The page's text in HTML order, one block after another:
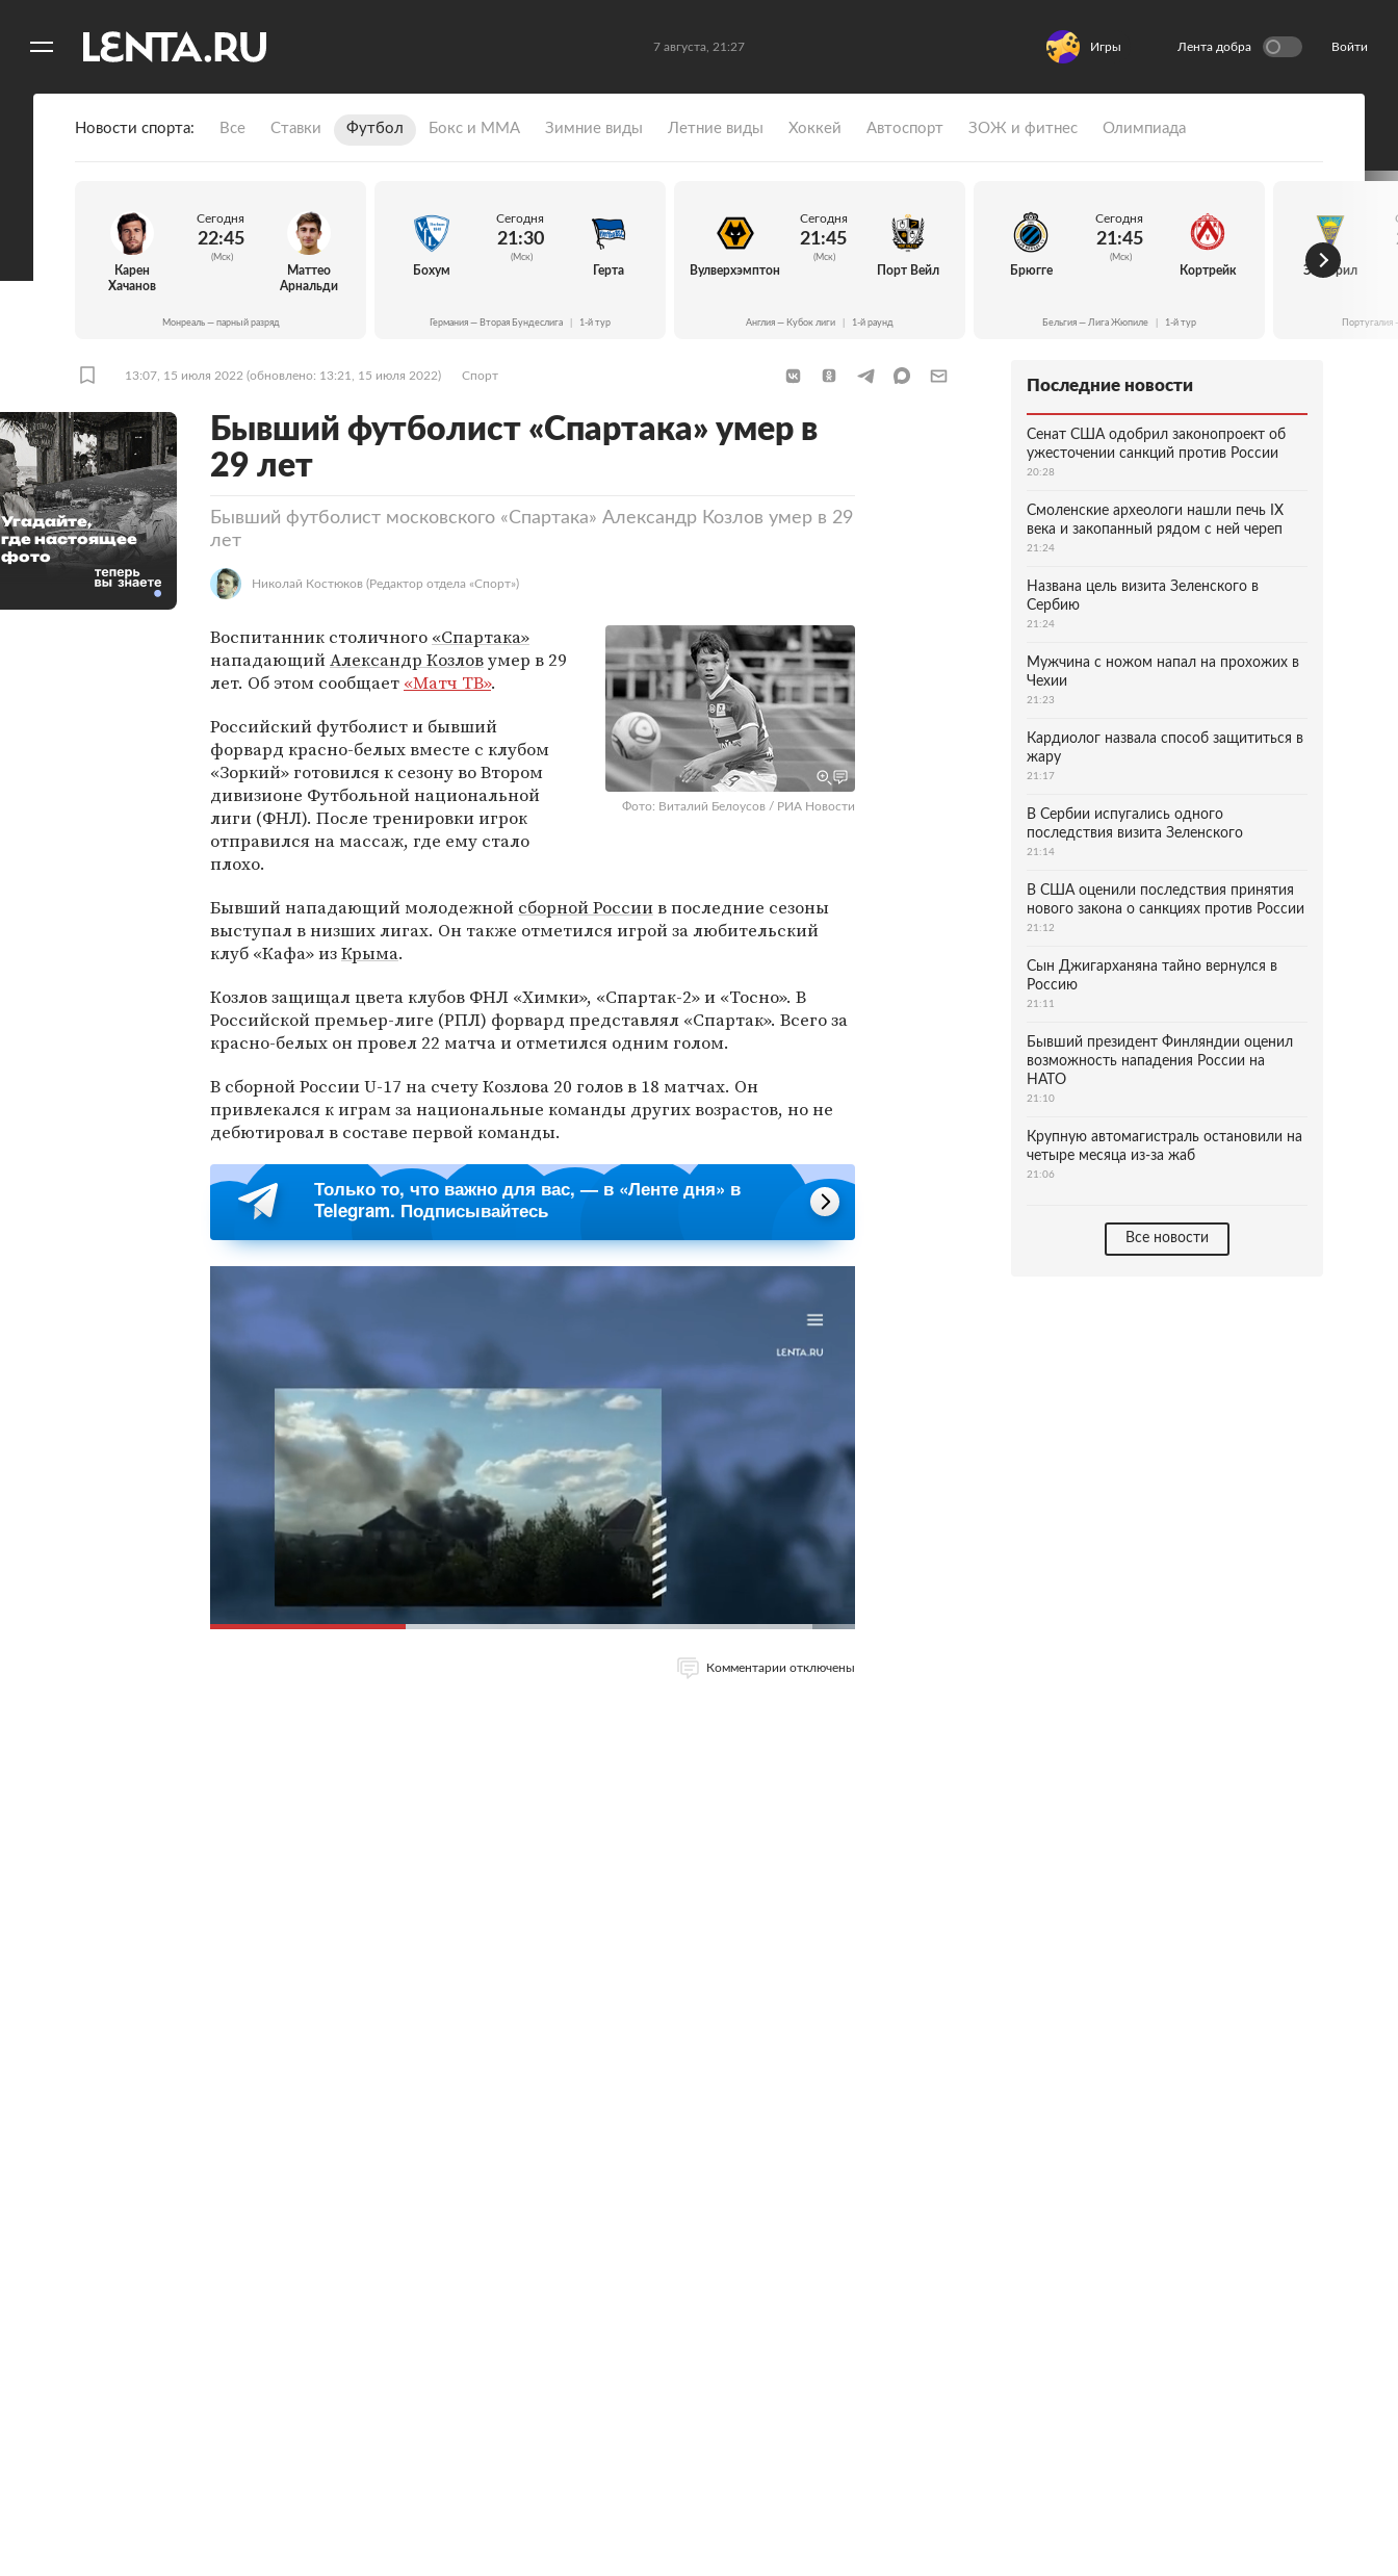
7 августа, 21:27 Игры Лента добра Войти
Новости спорта Все Ставки Футбол Бокс и ММА Зимние виды Летние виды Хоккей Автоспорт ЗОЖ и фитнес Олимпиада
Карен
Хачанов
Сегодня
22:45
(Мск)
Маттео
Арнальди
Монреаль — парный разряд
Бохум
Сегодня
21:30
(Мск)
Герта
Германия — Вторая Бундеслига 1-й тур
Вулверхэмптон
Сегодня
21:45
(Мск)
Порт Вейл
Англия — Кубок лиги 1-й раунд
Брюгге
Сегодня
21:45
(Мск)
Кортрейк
Бельгия — Лига Жюпиле 1-й тур
Эшторил
13:07, 15 июля 2022 (обновлено: 13:21, 15 июля 2022) Спорт
Бывший футболист «Спартака» умер в
29 лет
Бывший футболист московского «Спартака» Александр Козлов умер в 29
лет
Николай Костюков (Редактор отдела «Спорт»)
Фото: Виталий Белоусов / РИА Новости
Воспитанник столичного «Спартака»
нападающийАлександр Козловумер в 29
лет. Об этом сообщает «Матч ТВ».
Российский футболист и бывший
форвард красно-белых вместе с клубом
«Зоркий» готовился к сезону во Втором
дивизионе Футбольной национальной
лиги (ФНЛ). После тренировки игрок
отправился на массаж, где ему стало
плохо.
Бывший нападающий молодежной сборной Россиив последние сезоны
выступал в низших лигах. Он также отметился игрой за любительский
клуб «Кафа» изКрыма.
Козлов защищал цвета клубов ФНЛ «Химки», «Спартак-2» и «Тосно». В
Российской премьер-лиге (РПЛ) форвард представлял «Спартак». Всего за
красно-белых он провел 22 матча и отметился одним голом.
В сборной России U-17 на счету Козлова 20 голов в 18 матчах. Он
привлекался к играм за национальные команды других возрастов, но не
дебютировал в составе первой команды.
Только то, что важно для вас, — в «Ленте дня» в
Telegram. Подписывайтесь
Комментарии отключены
Угадайте,
где настоящее
фото
Последние новости
Сенат США одобрил законопроект об
ужесточении санкций против России
20:28
Смоленские археологи нашли печь IX
века и закопанный рядом с ней череп
21:24
Названа цель визита Зеленского в
Сербию
21:24
Мужчина с ножом напал на прохожих в
Чехии
21:23
Кардиолог назвала способ защититься в
жару
21:17
В Сербии испугались одного
последствия визита Зеленского
21:14
В США оценили последствия принятия
нового закона о санкциях против России
21:12
Сын Джигарханяна тайно вернулся в
Россию
21:11
Бывший президент Финляндии оценил
возможность нападения России на
НАТО
21:10
Крупную автомагистраль остановили на
четыре месяца из-за жаб
21:06
Все новости